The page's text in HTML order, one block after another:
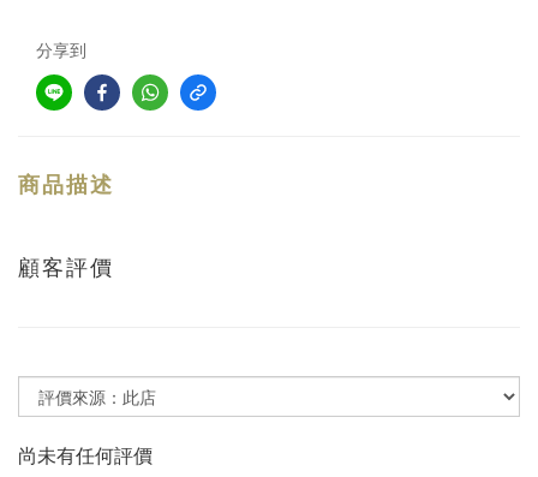
分享到
商品描述
顧客評價
尚未有任何評價